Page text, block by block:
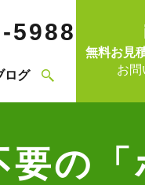
ログ
5988
無料お見
お
の「